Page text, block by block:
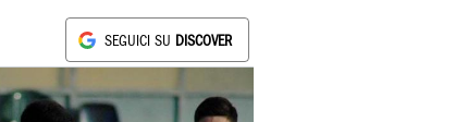
SEGUICI SU DISCOVER